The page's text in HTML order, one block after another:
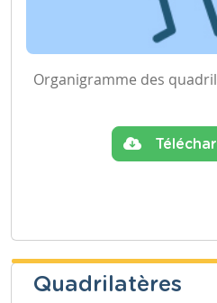
Organigramme des
Quadrilatères